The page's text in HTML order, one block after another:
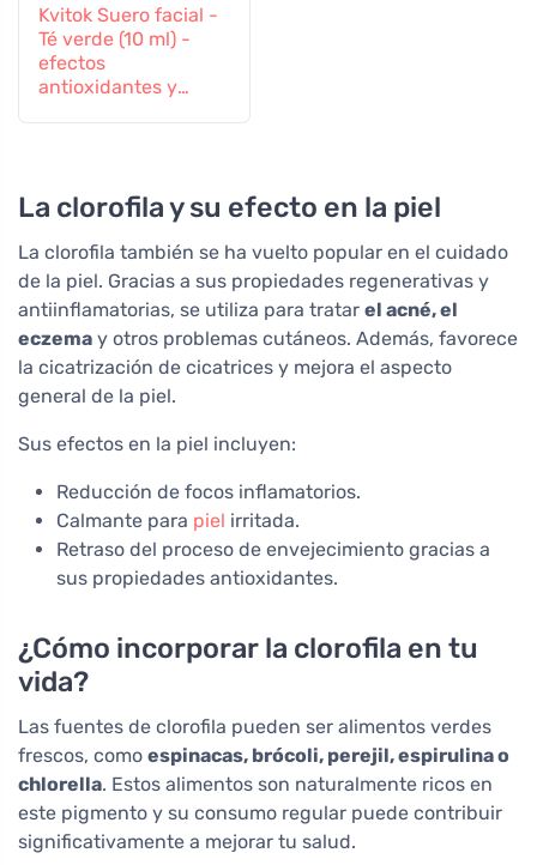
Kvitok Suero facial -
Té verde (10 ml) -
efectos
antioxidantes y
La clorofila y su efecto en la piel
La clorofila también se ha vuelto popular en el cuidado
de la piel. Gracias a sus propiedades regenerativas y
antiinflamatorias, se utiliza para tratar el acné, el
eczema y otros problemas cutáneos. Además, favorece
la cicatrización de cicatrices y mejora el aspecto
general de la piel.
Sus efectos en la piel incluyen:
Reducción de focos inflamatorios.
Calmante para piel irritada.
Retraso del proceso de envejecimiento gracias a
sus propiedades antioxidantes.
¿Cómo incorporar la clorofila en tu
vida?
Las fuentes de clorofila pueden ser alimentos verdes
frescos, como espinacas, brócoli, perejil, espirulina o
chlorella. Estos alimentos son naturalmente ricos en
este pigmento y su consumo regular puede contribuir
significativamente a mejorar tu salud.